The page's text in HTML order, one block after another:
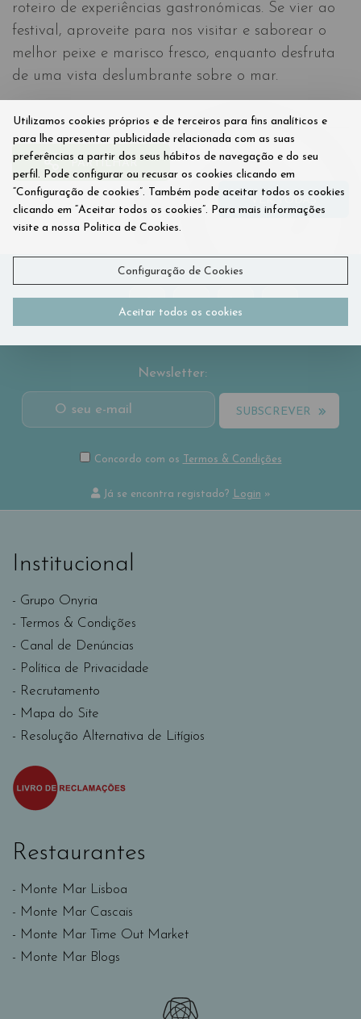
roteiro de experiências gastronómicas. Se vier ao
festival, aproveite para nos visitar e saborear o
melhor peixe e marisco fresco, enquanto desfruta
de uma vista deslumbrante sobre o mar.
PARTILHAR
Newsletter:
SUBSCREVER
Concordo com os Termos & Condições
Já se encontra registado? Login »
Institucional
Grupo Onyria
Termos & Condições
Canal de Denúncias
Política de Privacidade
Recrutamento
Mapa do Site
Resolução Alternativa de Litígios
Restaurantes
Monte Mar Lisboa
Monte Mar Cascais
Monte Mar Time Out Market
Monte Mar Blogs
Utilizamos cookies próprios e de terceiros para fins analíticos e
para lhe apresentar publicidade relacionada com as suas
preferências a partir dos seus hábitos de navegação e do seu
perfil. Pode configurar ou recusar os cookies clicando em
“Configuração de cookies”. Também pode aceitar todos os cookies
clicando em “Aceitar todos os cookies”. Para mais informações
visite a nossa Politica de Cookies.
Configuração de Cookies
Aceitar todos os cookies